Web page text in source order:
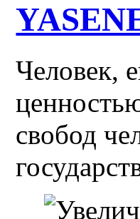
Человек,
свобод